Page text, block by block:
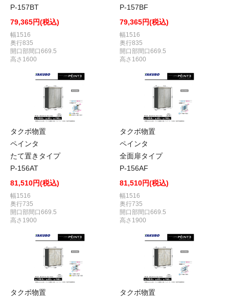
P-157BT
79,365円(税込)
幅1516
奥行835
開口部間口669.5
高さ1600
P-157BF
79,365円(税込)
幅1516
奥行835
開口部間口669.5
高さ1600
タクボ物置
ペインタ
たて置きタイプ
P-156AT
81,510円(税込)
幅1516
奥行735
開口部間口669.5
高さ1900
タクボ物置
ペインタ
全面扉タイプ
P-156AF
81,510円(税込)
幅1516
奥行735
開口部間口669.5
高さ1900
タクボ物置
タクボ物置